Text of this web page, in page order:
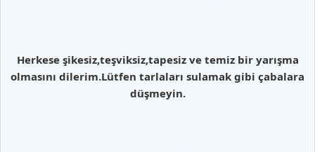
Herkese şikesiz,teşviksiz,tapesiz ve temiz bir yarışma
olmasını dilerim.Lütfen tarlaları sulamak gibi çabalara
düşmeyin.